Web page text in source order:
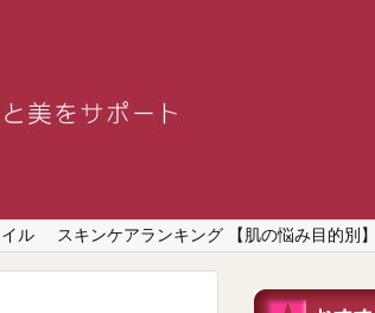
ル スキンケアランキング 【肌の悩み目的別】